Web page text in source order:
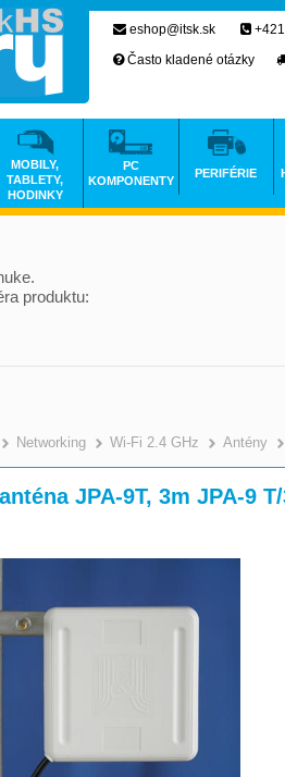
produktu:
>
Networking >
Wi-Fi 2.4 GHz Antény
JPA-9T, 3m JPA-9
eshop@itsk.sk
Často kladené otázky
MOBILY,
TABLETY,
HODINKY
PC
KOMPONENTY
PERIFÉRIE